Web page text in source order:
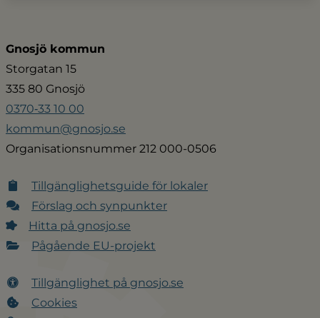
Gnosjö kommun
Storgatan 15
335 80 Gnosjö
0370‑33 10 00
kommun@gnosjo.se
Organisationsnummer 212 000-0506
Tillgänglighetsguide för lokaler
Förslag och synpunkter
Hitta på gnosjo.se
Pågående EU-projekt
Tillgänglighet på gnosjo.se
Cookies